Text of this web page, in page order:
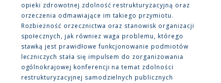
opieki zdrowotnej zdolność restrukturyzacyjną oraz
orzeczenia odmawiające im takiego przymiotu.
Rozbieżność orzecznictwa oraz stanowisk organizacji
społecznych, jak również waga problemu, którego
stawką jest prawidłowe funkcjonowanie podmiotów
leczniczych stała się impulsem do zorganizowania
ogólnokrajowej konferencji na temat zdolności
restrukturyzacyjnej samodzielnych publicznych